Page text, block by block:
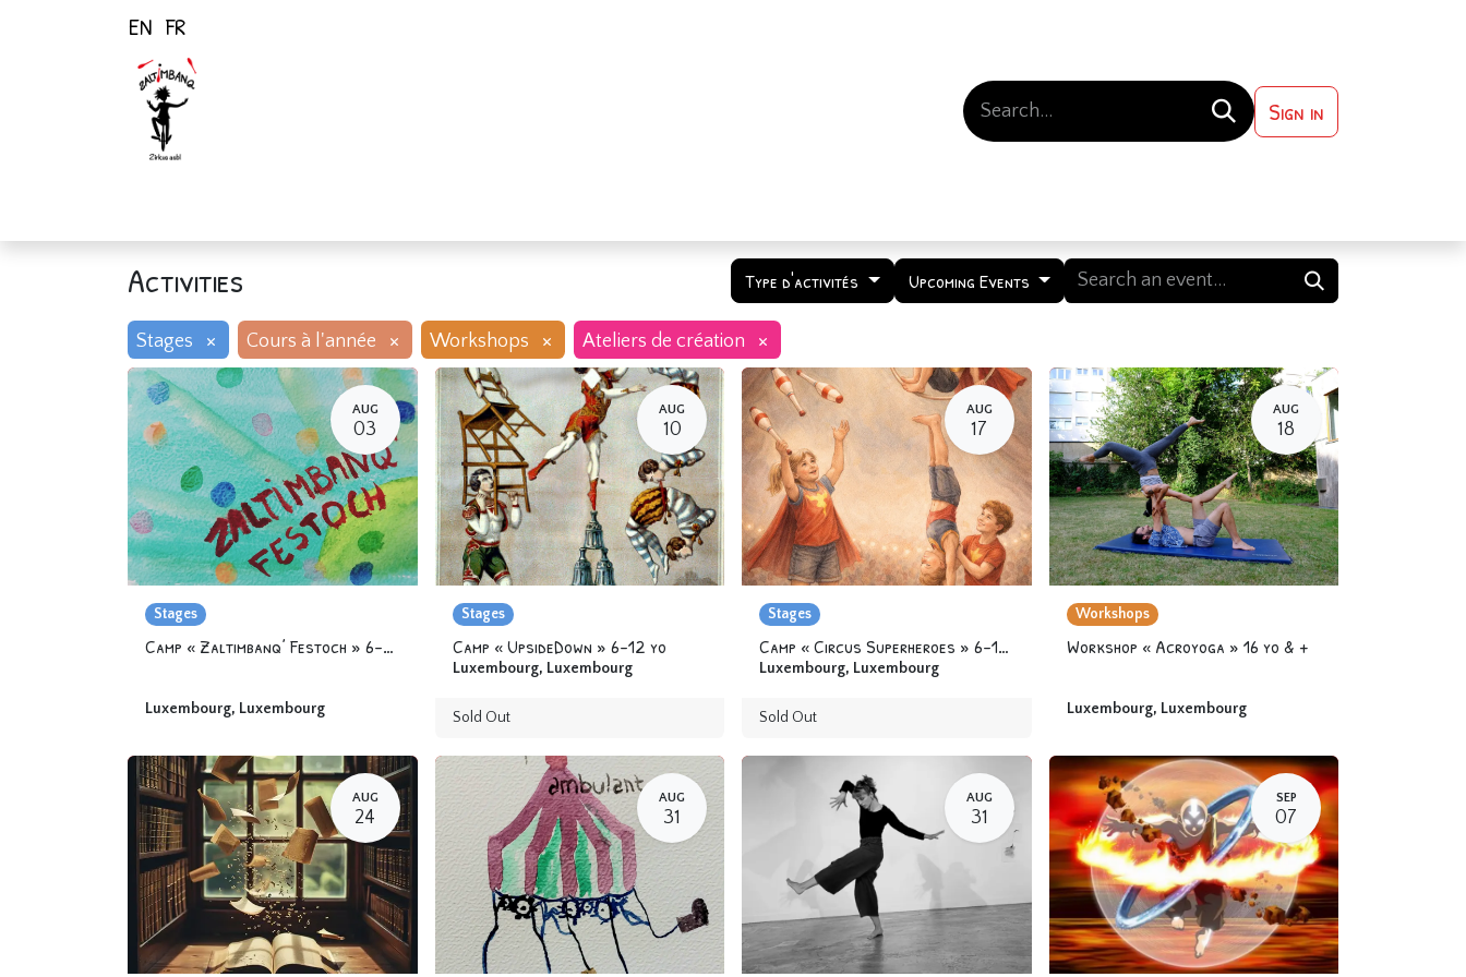
EN FR
Sign in
Activities Type d'activités Upcoming Events
Stages × Cours à l'année × Workshops × Ateliers de création ×
AUG
03
Stages
Camp « Zaltimbanq’ Festoch » 6-12 yo
Luxembourg, Luxembourg
AUG
10
Stages
Camp « UpsideDown » 6-12 yo
Luxembourg, Luxembourg
Sold Out
AUG
17
Stages
Camp « Circus Superheroes » 6-12 yo
Luxembourg, Luxembourg
Sold Out
AUG
18
Workshops
Workshop « Acroyoga » 16 yo & +
Luxembourg, Luxembourg
AUG
24
AUG
31
AUG
31
SEP
07